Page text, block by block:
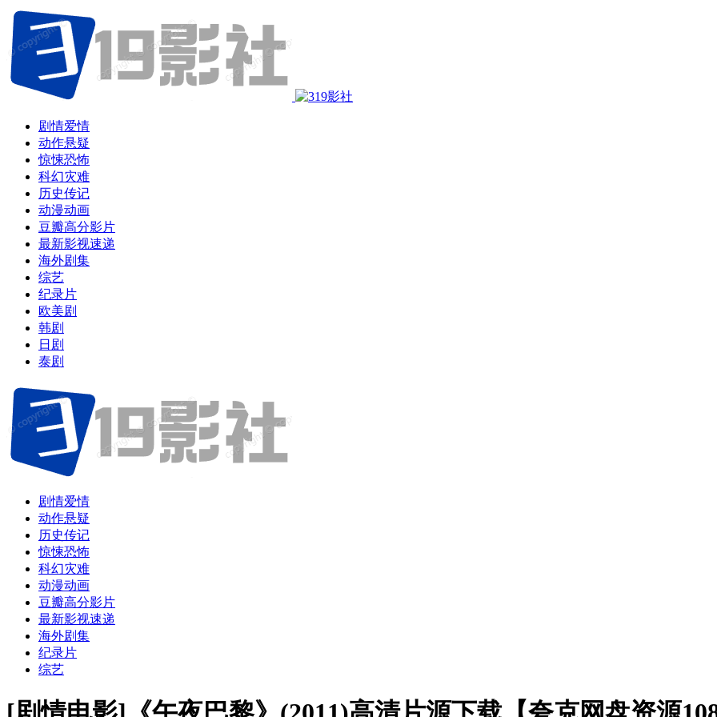
剧情爱情
动作悬疑
惊悚恐怖
科幻灾难
历史传记
动漫动画
豆瓣高分影片
最新影视速递
海外剧集
综艺
纪录片
欧美剧
韩剧
日剧
泰剧
剧情爱情
动作悬疑
历史传记
惊悚恐怖
科幻灾难
动漫动画
豆瓣高分影片
最新影视速递
海外剧集
纪录片
综艺